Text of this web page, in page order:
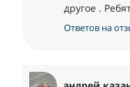
другое .
Ответов на